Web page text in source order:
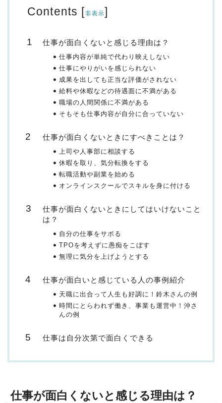
Contents [非表示]
仕事が面白くないと感じる理由は？
仕事内容が単純で代わり映えしない
仕事にやりがいを感じられない
成果を出しても正当な評価がされない
給料や休暇などの待遇面に不満がある
職場の人間関係に不満がある
そもそも仕事内容が自分に合っていない
仕事が面白くないときにすべきことは？
上司や人事部に相談する
休暇を取り、気分転換をする
転職活動や副業を始める
オンラインスクールでスキルを身に付ける
仕事が面白くないときにしてはいけないこと
は？
自分の仕事をサボる
TPOを考えずに愚痴をこぼす
無理に気分を上げようとする
仕事が面白いと感じている人の事例紹介
天職に出合って人生も好調に！鈴木さんの例
時間にとらわれず働き、事業も運営中！沖さ
んの例
仕事は自分次第で面白くできる
仕事が面白くないと感じる理由は？